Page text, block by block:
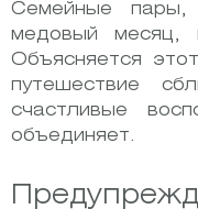
Семейные пары,
медовый месяц,
Объясняется
путешествие
счастливые
объединяет.